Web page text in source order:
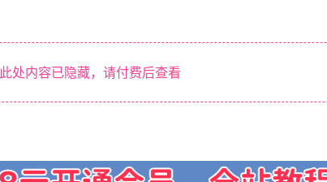
此处内容已隐藏，请付费后查看